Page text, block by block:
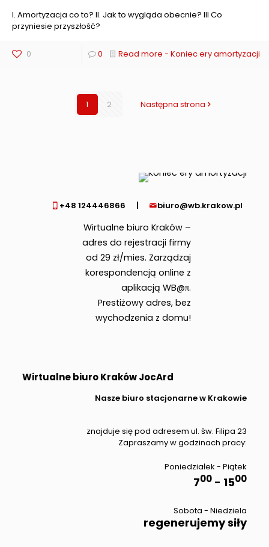
I. Amortyzacja co to? II. Jak to wygląda obecnie? III Co
przyniesie przyszłość?
0 0 Read more - Koniec ery amortyzacji
1 2 Następna strona
+48 124446866 biuro@wb.krakow.pl
Wirtualne biuro Kraków –
adres do rejestracji firmy
od 29 zł/mies. Zarządzaj
korespondencją online z
aplikacją WB@π.
Prestiżowy adres, bez
wychodzenia z domu!
Wirtualne biuro Kraków JocArd
Nasze biuro stacjonarne w Krakowie
znajduje się pod adresem ul. św. Filipa 23
Zapraszamy w godzinach pracy:
Poniedziałek - Piątek
700 - 1500
Sobota - Niedziela
regenerujemy siły